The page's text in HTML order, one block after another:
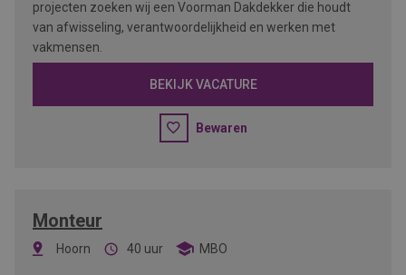
projecten zoeken wij een Voorman Dakdekker die houdt
van afwisseling, verantwoordelijkheid en werken met
vakmensen.
BEKIJK VACATURE
Bewaren
Monteur
Hoorn 40 uur MBO